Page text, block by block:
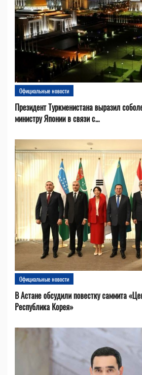
Официальные новости
Президент Туркменистана выразил
министру Японии в связи с...
Официальные новости
В Астане обсудили повестку саммита
Республика Корея»